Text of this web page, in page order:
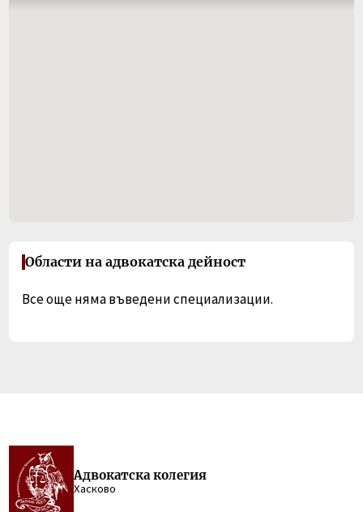
Области на адвокатска дейност
Все още няма въведени специализации.
Адвокатска колегия
Хасково